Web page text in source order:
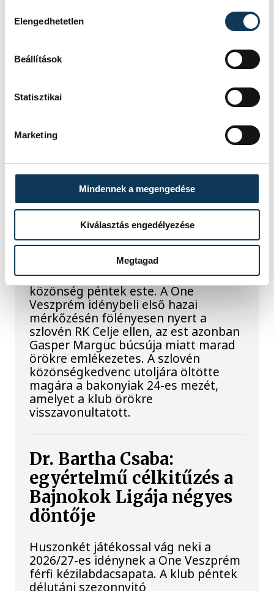
Elengedhetetlen
Beállítások
Statisztikai
Marketing
Mindennek a megengedése
Kiválasztás engedélyezése
Megtagad
természettudományok
megismerését.
A gólok mellett a
könnyek is potyogtak –
Gasper Marguc
elköszönt Veszprémtől
Érzelmekben és gólokban gazdag
gálamérkőzést láthatott a veszprémi
közönség péntek este. A One
Veszprém idénybeli első hazai
mérkőzésén fölényesen nyert a
szlovén RK Celje ellen, az est azonban
Gasper Marguc búcsúja miatt marad
örökre emlékezetes. A szlovén
közönségkedvenc utoljára öltötte
magára a bakonyiak 24-es mezét,
amelyet a klub örökre
visszavonultatott.
Dr. Bartha Csaba:
egyértelmű célkitűzés a
Bajnokok Ligája négyes
döntője
Huszonkét játékossal vág neki a
2026/27-es idénynek a One Veszprém
férfi kézilabdacsapata. A klub péntek
délutáni szezonnyitó